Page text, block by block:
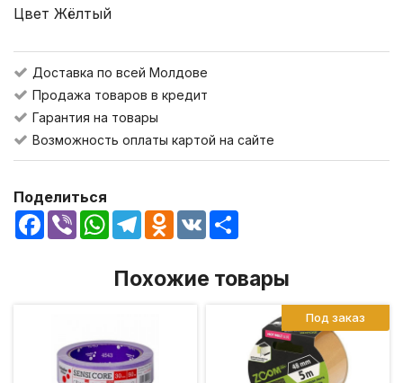
Цвет Жёлтый
Доставка по всей Молдове
Продажа товаров в кредит
Гарантия на товары
Возможность оплаты картой на сайте
Поделиться
Facebook
Viber WhatsApp
TelegramOdnoklassniki
VK
Похожие товары
Под заказ